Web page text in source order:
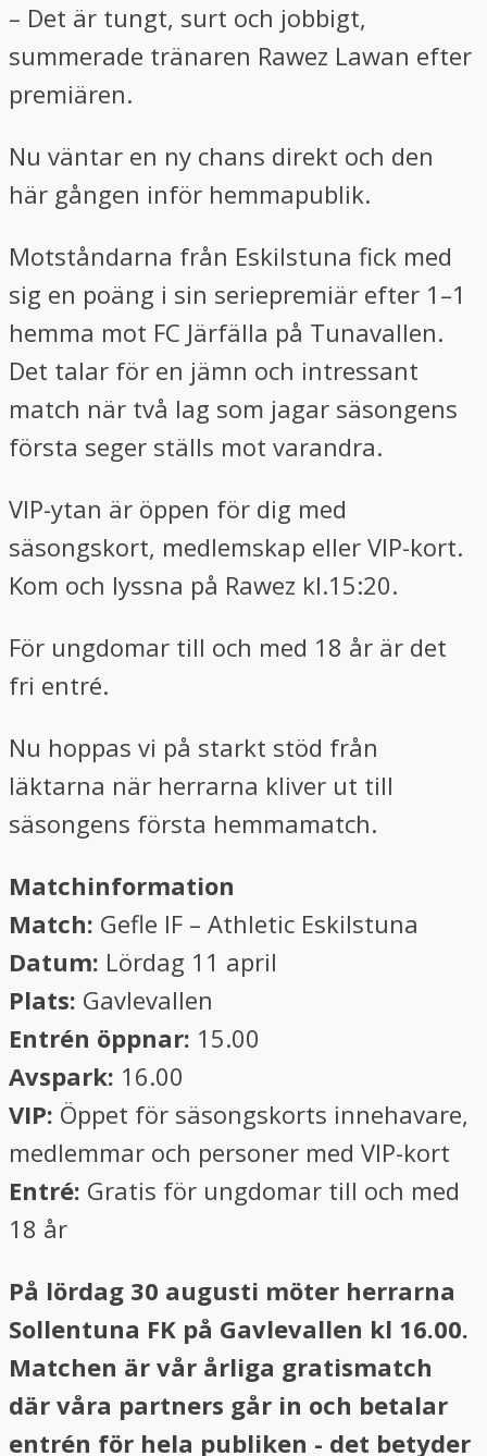
– Det är tungt, surt och jobbigt,
summerade tränaren Rawez Lawan efter
premiären.
Nu väntar en ny chans direkt och den
här gången inför hemmapublik.
Motståndarna från Eskilstuna fick med
sig en poäng i sin seriepremiär efter 1–1
hemma mot FC Järfälla på Tunavallen.
Det talar för en jämn och intressant
match när två lag som jagar säsongens
första seger ställs mot varandra.
VIP-ytan är öppen för dig med
säsongskort, medlemskap eller VIP-kort.
Kom och lyssna på Rawez kl.15:20.
För ungdomar till och med 18 år är det
fri entré.
Nu hoppas vi på starkt stöd från
läktarna när herrarna kliver ut till
säsongens första hemmamatch.
Matchinformation
Match: Gefle IF – Athletic Eskilstuna
Datum: Lördag 11 april
Plats: Gavlevallen
Entrén öppnar: 15.00
Avspark: 16.00
VIP: Öppet för säsongskorts innehavare,
medlemmar och personer med VIP-kort
Entré: Gratis för ungdomar till och med
18 år
På lördag 30 augusti möter herrarna
Sollentuna FK på Gavlevallen kl 16.00.
Matchen är vår årliga gratismatch
där våra partners går in och betalar
entrén för hela publiken - det betyder